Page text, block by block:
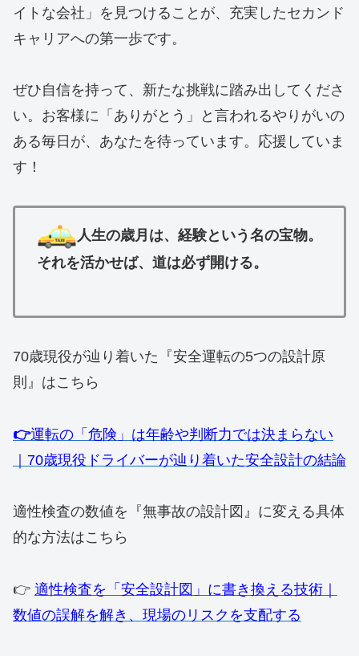
イトな会社」を見つけることが、充実したセカンド
キャリアへの第一歩です。
ぜひ自信を持って、新たな挑戦に踏み出してくださ
い。お客様に「ありがとう」と言われるやりがいの
ある毎日が、あなたを待っています。応援していま
す！
人生の歳月は、経験という名の宝物。
それを活かせば、道は必ず開ける。
70歳現役が辿り着いた『安全運転の5つの設計原
則』はこちら
👉️運転の「危険」は年齢や判断力では決まらない
｜70歳現役ドライバーが辿り着いた安全設計の結論
適性検査の数値を『無事故の設計図』に変える具体
的な方法はこちら
👉️ 適性検査を「安全設計図」に書き換える技術｜
数値の誤解を解き、現場のリスクを支配する